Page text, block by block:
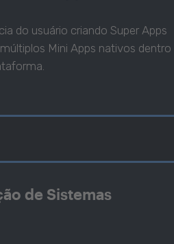
do usuário criando Super Apps
Mini Apps nativos dentro
de Sistemas